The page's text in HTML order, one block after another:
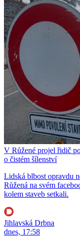
V Růžené projel řidič
o čistém šílenství
Lidská blbost opravdu
Růžená na svém
kolem staveb setkali.
Jihlavská Drbna
dnes, 17:58